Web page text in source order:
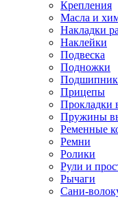
Крепления
Масла и
Накладки
Наклейки
Подвеска
Подножки
Прицепы
Прокладки
Пружины
Ременные
Ремни
Ролики
Рули и
Рычаги
Сани-